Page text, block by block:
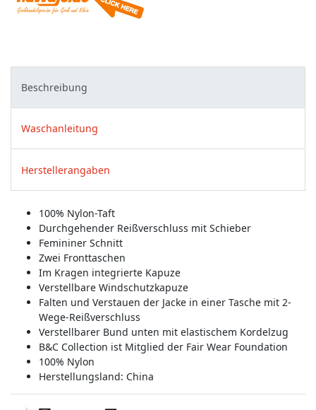
Beschreibung
Waschanleitung
Herstellerangaben
100% Nylon-Taft
Durchgehender Reißverschluss mit Schieber
Femininer Schnitt
Zwei Fronttaschen
Im Kragen integrierte Kapuze
Verstellbare Windschutzkapuze
Falten und Verstauen der Jacke in einer Tasche mit 2-
Wege-Reißverschluss
Verstellbarer Bund unten mit elastischem Kordelzug
B&C Collection ist Mitglied der Fair Wear Foundation
100% Nylon
Herstellungsland: China